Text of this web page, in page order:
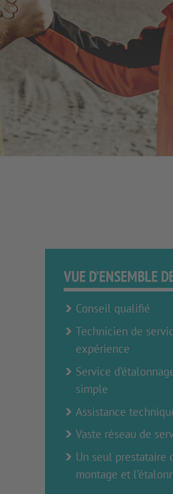
VUE D’ENSEMBLE
Conseil qualifié
Technicien de
expérience
Service
simple
Assistance
Vaste réseau de
Un seul prestataire
montage et